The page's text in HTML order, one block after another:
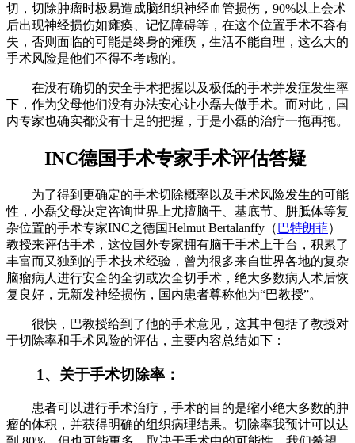
切，切除肿瘤时极易造成脑组织神经血管损伤，90%以上会术
后出现神经损伤如瘫痪、记忆障碍等，在这个位置手术不容有
失，否则面临的可能是终身的瘫痪，生活不能自理，这么大的
手术风险是他们不得不考虑的。
在没有确切的安全手术把握以及极低的手术并发症发生率
下，作为父母他们没有办法安心让小磊去做手术。而对此，国
内专家也确实都没有十足的把握，于是小磊的治疗一拖再拖。
INC德国手术专家手术评估答疑
为了得到更确定的手术切除概率以及手术风险发生的可能
性，小磊父母决定咨询世界上尤擅脑干、基底节、胼胝体等复
杂位置的手术专家INC之德国Helmut Bertalanffy（ 巴特朗菲）
教授来评估手术，这位国外专家拥有脑干手术上千台，积累了
丰富而又独到的手术技术经验，曾为很多来自世界各地的复杂
脑瘤病人进行安全的全切或次全切手术，绝大多数病人术后恢
复良好，无新发神经损伤，国内患者尊称他为“巴教授”。
很快，巴教授给到了他的手术意见，这其中包括了教授对
于切除率和手术风险的评估，主要内容总结如下：
1、关于手术切除率：
患者可以进行手术治疗，手术的目的是缩小绝大多数的肿
瘤的体积，并获得明确的组织病理结果。切除率我预计可以达